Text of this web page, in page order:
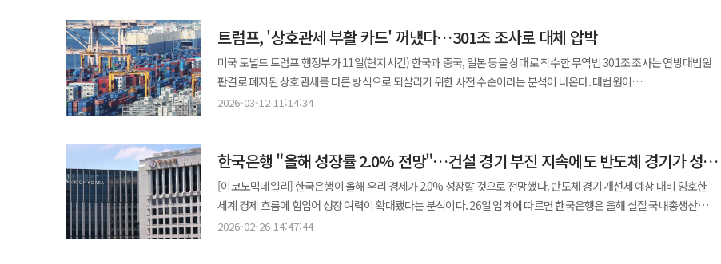
넘나들었다. 트럼프 대통령이 요르단 미군기지 공격에 강력하게 대응하겠다고 밝히면서 원유 공급 차질과 중동 확전
우려가 다시 부상했다. 유가 상승은 운송비와 제조원가, 소비자물가를 차례로 끌어올릴 수 있다. 연준이 금리를 동결한
당일 에너지 가격이 급등하면서 시장에서는 추가 금리 인상 가능성과 고금리 장기화 우려가 동시에 커졌다. 금 현물은
경기 둔화 부담에도 금리를 올려야 하는 상황에 놓일 수 있다. 반대로 중동 긴장이 완화되면 채권금리와 인플레이션
기대도 진정될 여지가 있다.
언급했다. 그는 조사 목적에 대해 "위법 판결이 내려진 상호관세 15%를 복원하려는 취지로 이해하고 있다"며 "그 범위
내에서 대응이 이뤄질 수 있도록 최대한 노력하겠다"고 말했다. 아울러 이번 방미 기간 동안 트럼프 행정부와 301조
조사 관련 협의 가능성도 열어뒀다. 김 장관은 "적절히 논의할 기회가 있을 수 있다"고 밝혔다. 김 장관은 워싱턴 방문에
앞서 캐나다 오타와에서 멜라니 졸리 산업부 장관과 팀 호지슨 에너지·천연자원부 장관을 만나 잠수함 사업 수주와
관련한 협력 방안을 논의했다. 이후 미국으로 이동해 하워드 러트닉 상무부 장관 등 트럼프 행정부 인사들과 한미 전략적
이익 균형이 훼손되지 않도록 협의할 계획”이라고 설명했다. 앞서 제이미슨 그리어 미국 무역대표부(USTR) 대표는
11일(현지시간) 브리핑에서 한국·중국·일본 등 16개 경제주체를 대상으로 추가 관세 부과의 사전 절차인 301조 조사를
개시한다고 밝혔다. 이번 조치는 미국 연방대법원이 국제비상경제권한법(IEEPA)을 근거로 한 국가별 상호관세 조치를
무효로 판단한 이후 나온 후속 대응이라는 점에서 주목된다. 행정부가 기존 관세 정책의 법적 기반이 흔들리자 무역법
301조라는 강력한 통상 수단을 활용해 관세 정책을 재정비하려는 움직임으로 해석된다. 무역법 301조는 미국의 무역을
규정이다. 미국 무역대표부가 조사 권한을 행사하며 필요할 경우 고율 관세나 수입 제한 등 강력한 제재 조치를 취할 수
있다. 1980년대 미국이 일본의 급격한 산업 성장에 대응하기 위해 활용했던 ‘슈퍼 301조’의 연장선상에 있는 통상 압박
수단으로 평가된다. 이번 조사 대상에 한국과 중국, 일본 등 아시아 주요 제조국이 동시에 포함된 것은 미국이 글로벌
공급망 재편 과정에서 아시아 산업 구조 전반에 압박을 가하려는 전략적 신호로도 해석된다. 특히 트럼프 행정부가
제조업 부활과 미국 내 일자리 창출을 핵심 정치 의제로 내세우고 있다는 점에서 301조 조사는 관세 부과뿐 아니라 투자
트럼프, '상호관세 부활 카드' 꺼냈다…301조 조사로 대체 압박
미국 도널드 트럼프 행정부가 11일(현지시간) 한국과 중국, 일본 등을 상대로 착수한 무역법 301조 조사는 연방대법원
판결로 폐지된 상호관세를 다른 방식으로 되살리기 위한 사전 수순이라는 분석이 나온다. 대법원이
국제비상경제권한법(IEEPA)을 근거로 한 상호관세를 권한 남용으로 판단하자, 보다 법적 근거가 명확한 301조를
제도다. 국제비상경제권한법을 근거로 했던 기존 상호관세와 달리 법적 권한이 명확하다는 점에서 미국이 관세 정책을
지속할 수 있는 대안으로 평가된다. 미국 무역대표부(USTR)는 이번 조사에서 ‘과잉 생산 능력과 연관된 불공정 무역
관행’과 ‘강제 노동을 통한 상품 생산’을 핵심 조사 사유로 제시했다. USTR은 이날 관보 공지문에서 주요 무역
상대국들이 세계 수요와 괴리된 생산 능력을 확대해 왔다고 주장했다. 이 같은 과잉 생산이 해당 국가의 무역 흑자로
이어지고 결과적으로 미국의 무역 적자를 확대시키고 있다는 설명이다. 또 “시장에 넘쳐나는 생산 물량이 다른 국가
2026-03-12 11:14:34
한국은행 "올해 성장률 2.0% 전망"…건설 경기 부진 지속에도 반도체 경기가 성장
견인
[이코노믹데일리] 한국은행이 올해 우리 경제가 2.0% 성장할 것으로 전망했다. 반도체 경기 개선세 예상 대비 양호한
세계 경제 흐름에 힘입어 성장 여력이 확대됐다는 분석이다. 26일 업계에 따르면 한국은행은 올해 실질 국내총생산
(GDP) 성장률 전망치를 2%로 설정했다. 이는 지난해 11월 전망 대비 0.2%p 상향된 수치다. 올해 GDP 성장률은 미국
2026-02-26 14:47:44